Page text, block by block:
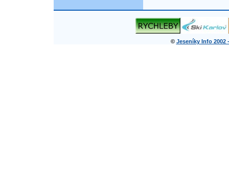
© Jeseníky Info 2002